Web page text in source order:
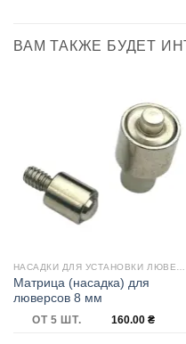
ВАМ ТАКЖЕ БУДЕТ
НАСАДКИ ДЛЯ УСТАНОВКИ ЛЮВЕРСОВ
Матрица (насадка) для
люверсов 8 мм
ОТ 5 ШТ. 160.00 ₴